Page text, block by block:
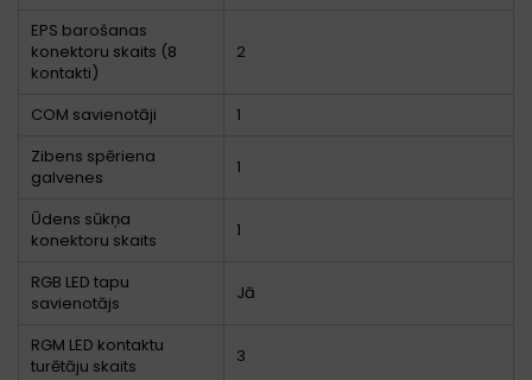
EPS barošanas
konektoru skaits (8
kontakti)
2
COM savienotāji
1
Zibens spēriena
galvenes
1
Ūdens sūkņa
konektoru skaits
1
RGB LED tapu
savienotājs
Jā
RGM LED kontaktu
turētāju skaits
3